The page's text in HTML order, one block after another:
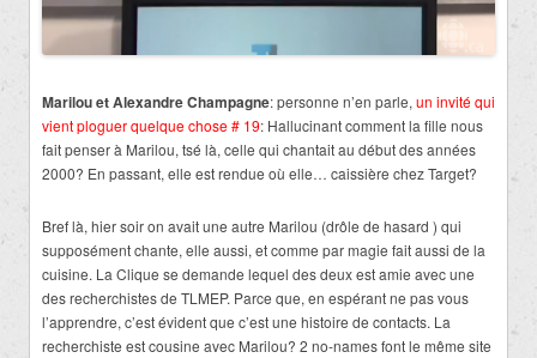
Marilou et Alexandre Champagne: personne n’en parle,un invité qui
vient ploguer quelque chose # 19: Hallucinant comment la fille nous
fait penser à Marilou, tsé là, celle qui chantait au début des années
2000? En passant, elle est rendue où elle… caissière chez Target?
Bref là, hier soir on avait une autre Marilou (drôle de hasard ) qui
supposément chante, elle aussi, et comme par magie fait aussi de la
cuisine. La Clique se demande lequel des deux est amie avec une
des recherchistes de TLMEP. Parce que, en espérant ne pas vous
l’apprendre, c’est évident que c’est une histoire de contacts. La
recherchiste est cousine avec Marilou? 2 no-names font le même site